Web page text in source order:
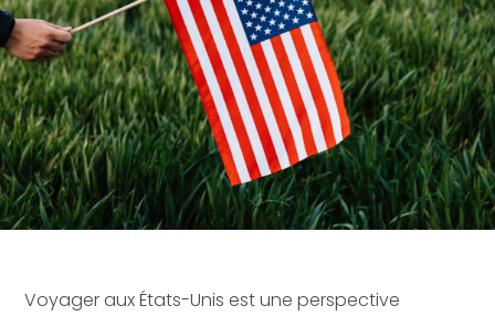
Voyager aux États-Unis est une perspective